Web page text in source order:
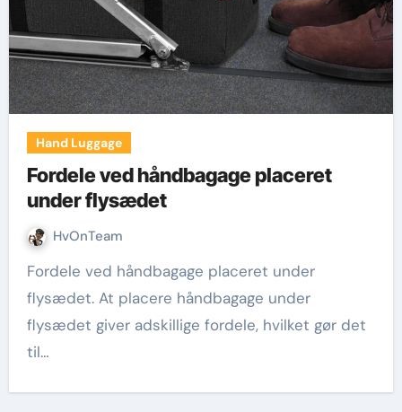
Hand Luggage
Fordele ved håndbagage placeret
under flysædet
HvOnTeam
Fordele ved håndbagage placeret under
flysædet. At placere håndbagage under
flysædet giver adskillige fordele, hvilket gør det
til…